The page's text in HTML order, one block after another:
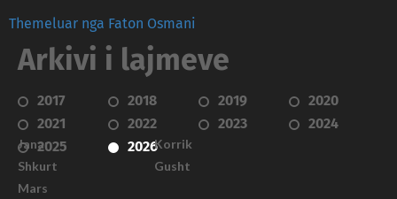
Themeluar nga Faton Osmani
Arkivi i lajmeve
2017 2018 2019
2020
2021
2022 2023
2024
2025
2026
Janar
Shkurt
Mars
Korrik
Gusht